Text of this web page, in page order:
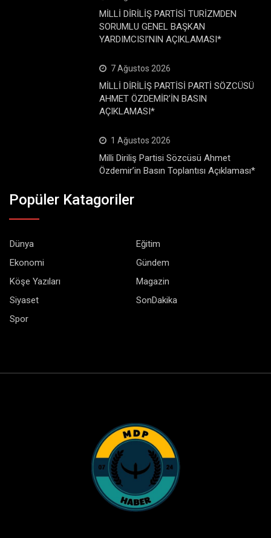
MİLLİ DİRİLİŞ PARTİSİ TURİZMDEN
SORUMLU GENEL BAŞKAN
YARDIMCISI’NIN AÇIKLAMASI*
7 Ağustos 2026
MİLLİ DİRİLİŞ PARTİSİ PARTİ SÖZCÜSÜ
AHMET ÖZDEMİR’İN BASIN
AÇIKLAMASI*
1 Ağustos 2026
Milli Diriliş Partisi Sözcüsü Ahmet
Özdemir’in Basın Toplantısı Açıklaması*
Popüler Katagoriler
Dünya
Eğitim
Ekonomi
Gündem
Köşe Yazıları
Magazin
Siyaset
SonDakika
Spor